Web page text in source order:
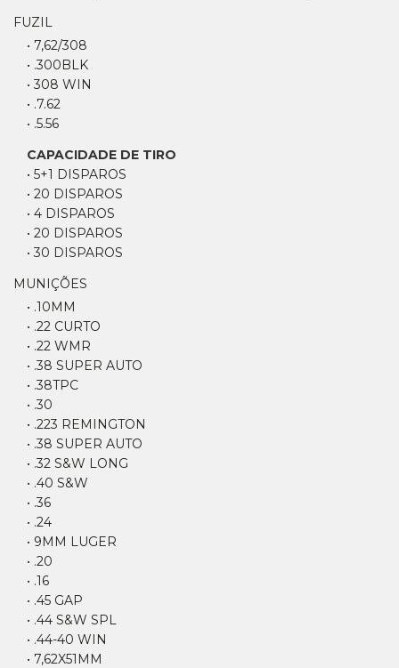
FUZIL
• 7,62/308
• .300BLK
• 308 WIN
• .7.62
• .5.56
CAPACIDADE DE TIRO
• 5+1 DISPAROS
• 20 DISPAROS
• 4 DISPAROS
• 20 DISPAROS
• 30 DISPAROS
MUNIÇÕES
• .10MM
• .22 CURTO
• .22 WMR
• .38 SUPER AUTO
• .38TPC
• .30
• .223 REMINGTON
• .38 SUPER AUTO
• .32 S&W LONG
• .40 S&W
• .36
• .24
• 9MM LUGER
• .20
• .16
• .45 GAP
• .44 S&W SPL
• .44-40 WIN
• 7,62X51MM